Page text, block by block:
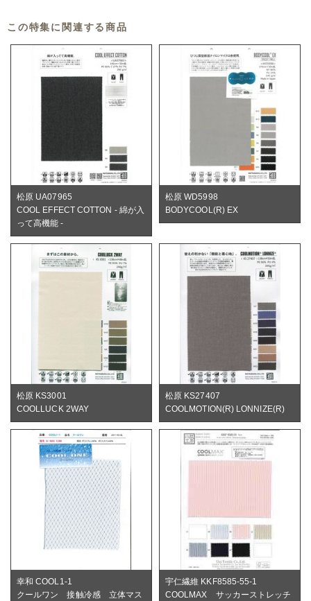
この特集に関連する商品
松原 UA07965
COOL EFFECT COTTON - 綿が入
って高機能 -
松原 WD5998
BODYCOOL(R) EX
松原 KS3001
COOLLUCK 2WAY
松原 KS27407
COOLMOTION(R) LONNIZE(R)
幸和 COOL1-1
クールワン 接触冷感 立体マス
宇仁繊維 KKF8585-55-1
COOLMAX サッカーストレッチ